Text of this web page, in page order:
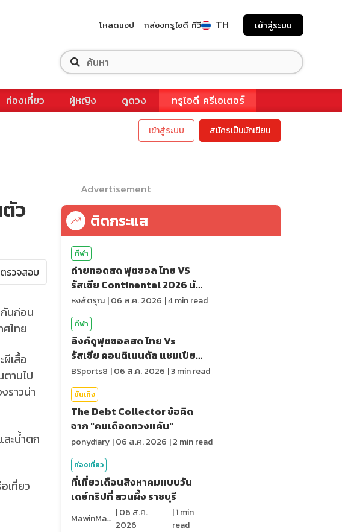
โหลดแอป กล่องทรูไอดี ทีวี TH เข้าสู่ระบบ
ท่องเที่ยว ผู้หญิง ดูดวง ทรูไอดี ครีเอเตอร์
เข้าสู่ระบบ สมัครเป็นนักเขียน
ว
รวจสอบ
กันก่อน
ไทย
ผีเสื้อ
ตามไป
ราวน่า
ละน้ำตก
เที่ยว
Advertisement
ติดกระแส
กีฬา
ถ่ายทอดสด ฟุตซอล ไทย VS
รัสเซีย Continental 2026 นัด
สุดท้าย
หงส์ดรุณ |06 ส.ค. 2026 |4min read
กีฬา
ลิงค์ดูฟุตซอลสด ไทย Vs
รัสเซีย คอนติเนนตัล แชมเปียน
ชิพ 2026
BSports8 |06 ส.ค. 2026 |3min read
บันเทิง
The Debt Collector ข้อคิด
จาก "คนเดือดทวงแค้น"
ponydiary |06 ส.ค. 2026 |2 min read
ท่องเที่ยว
ที่เที่ยวเดือนสิงหาคมแบบวัน
เดย์ทริปที่ สวนผึ้ง ราชบุรี
MawinMatravel |06 ส.ค.
2026
|1min
read